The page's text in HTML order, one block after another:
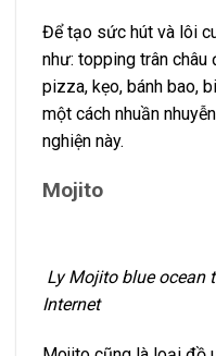
Để tạo sức hút và lôi
như: topping trân châu
pizza, kẹo, bánh bao,
một cách nhuần
nghiện này.
Mojito
Ly Mojito blue ocean
Internet